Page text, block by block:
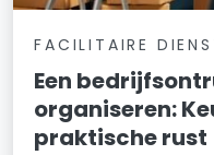
FACILITAIRE
Een
organiseren:
praktische rust